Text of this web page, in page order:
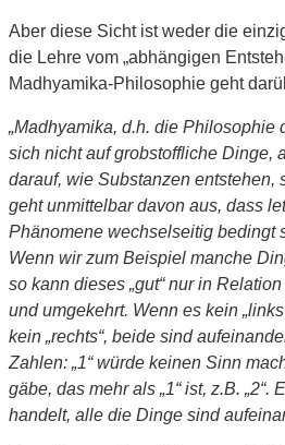
Aber diese Sicht ist weder die
die Lehre vom „abhängigen
Madhyamika-Philosophie geht
„Madhyamika, d.h. die Philosophie
sich nicht auf grobstoffliche Dinge,
darauf, wie Substanzen entstehen,
geht unmittelbar davon aus, dass
Phänomene wechselseitig bedingt
Wenn wir zum Beispiel manche
so kann dieses „gut“ nur in
und umgekehrt. Wenn es kein
kein „rechts“, beide sind
Zahlen: „1“ würde keinen Sinn
gäbe, das mehr als „1“ ist, z.B. „2“.
handelt, alle die Dinge sind